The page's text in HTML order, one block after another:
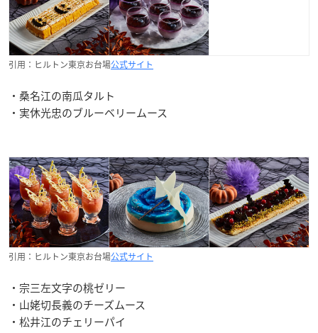
引用：ヒルトン東京お台場公式サイト
・桑名江の南瓜タルト
・実休光忠のブルーベリームース
引用：ヒルトン東京お台場公式サイト
・宗三左文字の桃ゼリー
・山姥切長義のチーズムース
・松井江のチェリーパイ